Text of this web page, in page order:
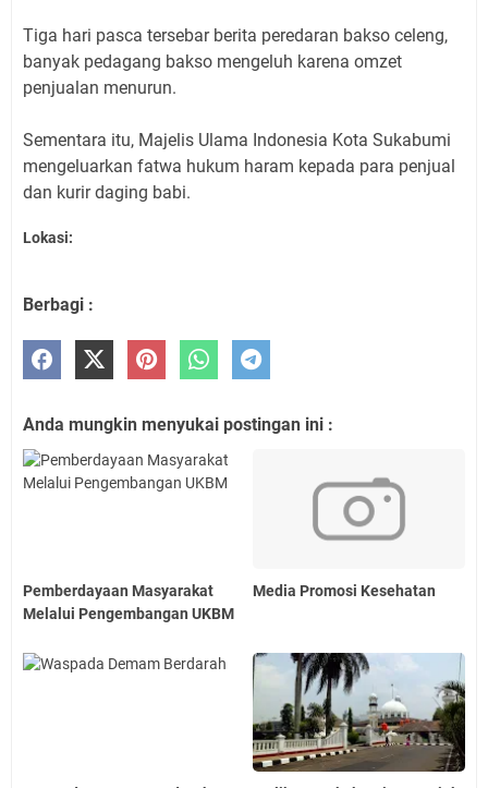
Tiga hari pasca tersebar berita peredaran bakso celeng,
banyak pedagang bakso mengeluh karena omzet
penjualan menurun.
Sementara itu, Majelis Ulama Indonesia Kota Sukabumi
mengeluarkan fatwa hukum haram kepada para penjual
dan kurir daging babi.
Lokasi:
Berbagi :
Anda mungkin menyukai postingan ini :
Pemberdayaan Masyarakat
Melalui Pengembangan UKBM
Media Promosi Kesehatan